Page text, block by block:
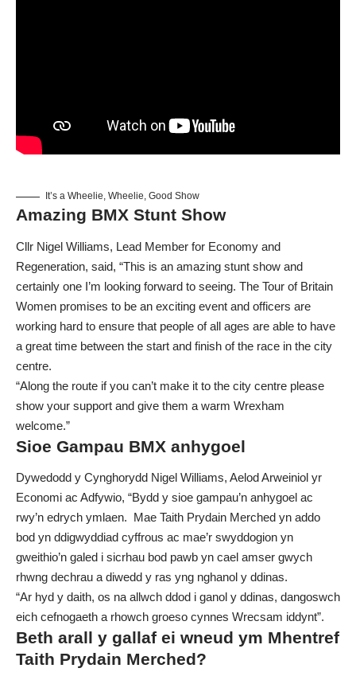
It’s a Wheelie, Wheelie, Good Show
Amazing BMX Stunt Show
Cllr Nigel Williams, Lead Member for Economy and
Regeneration, said, “This is an amazing stunt show and
certainly one I’m looking forward to seeing. The Tour of Britain
Women promises to be an exciting event and officers are
working hard to ensure that people of all ages are able to have
a great time between the start and finish of the race in the city
centre.
“Along the route if you can’t make it to the city centre please
show your support and give them a warm Wrexham
welcome.”
Sioe Gampau BMX anhygoel
Dywedodd y Cynghorydd Nigel Williams, Aelod Arweiniol yr
Economi ac Adfywio, “Bydd y sioe gampau’n anhygoel ac
rwy’n edrych ymlaen. Mae Taith Prydain Merched yn addo
bod yn ddigwyddiad cyffrous ac mae’r swyddogion yn
gweithio’n galed i sicrhau bod pawb yn cael amser gwych
rhwng dechrau a diwedd y ras yng nghanol y ddinas.
“Ar hyd y daith, os na allwch ddod i ganol y ddinas, dangoswch
eich cefnogaeth a rhowch groeso cynnes Wrecsam iddynt”.
Beth arall y gallaf ei wneud ym Mhentref
Taith Prydain Merched?